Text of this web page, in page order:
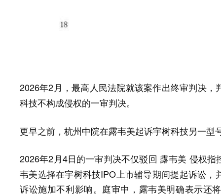
2026年2月，最高人民法院就该案作出终审判决，
科技不构成侵权的一审判决。
更早之前，杭州中院在露韦美起诉宇树科技另一
2026年2月4日的一审判决不仅驳回 露韦美 侵权指
韦美选择在宇树科技IPO上市辅导期间提起诉讼
诉讼施加不利影响。庭审中，露韦美明确表示还